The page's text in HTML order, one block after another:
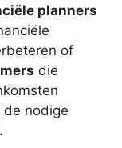
planners
of
die
nodige